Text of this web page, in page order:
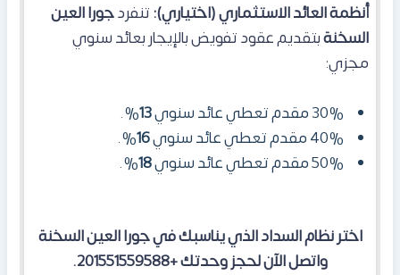
أنظمة العائد الاستثماري (اختياري):تنفردجورا العين
السخنةبتقديم عقود تفويض بالإيجار بعائد سنوي
مجزي:
13
%.
16
%.
18
%.
اختر نظام السداد الذي يناسبك في جورا العين السخنة
واتصل الآن لحجز وحدتك +201551559588.